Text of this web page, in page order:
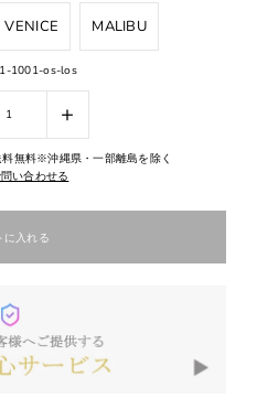
VENICE MALIBU
1001-os-los
+
無料※沖縄県・一部離島を除く
い合わせる